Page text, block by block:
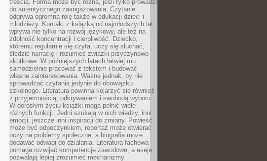
treścią. Forma może być różna, jeśli tylko prowadzi
do autentycznego zaangażowania. Czytanie
odgrywa ogromną rolę także w edukacji dzieci i
młodzieży. Kontakt z książką od najmłodszych lat
wpływa nie tylko na rozwój językowy, ale też na
zdolność koncentracji i cierpliwość. Dziecko,
któremu regularnie się czyta, uczy się słuchać,
śledzić narrację i rozumieć związki przyczynowo-
skutkowe. W późniejszych latach łatwiej mu
samodzielnie pracować z tekstem i budować
własne zainteresowania. Ważne jednak, by nie
sprowadzać czytania jedynie do obowiązku
szkolnego. Literatura powinna kojarzyć się również
z przyjemnością, odkrywaniem i swobodą wyboru.
W dorosłym życiu książki mogą pełnić wiele
różnych funkcji. Jedni szukają w nich wiedzy, inni
emocji, jeszcze inni inspiracji do zmiany. Powieść
może być odpoczynkiem, reportaż może otwierać
oczy na problemy społeczne, a biografia może
dodawać odwagi do działania. Literatura fachowa
pomaga rozwijać kompetencje zawodowe, a eseje
pozwalają lepiej zrozumieć mechanizmy